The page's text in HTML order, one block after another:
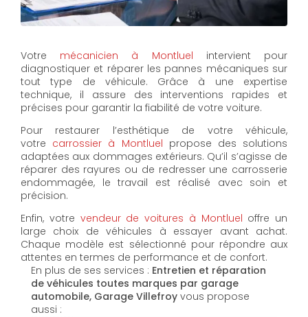
Votre mécanicien à Montluel intervient pour
diagnostiquer et réparer les pannes mécaniques sur
tout type de véhicule. Grâce à une expertise
technique, il assure des interventions rapides et
précises pour garantir la fiabilité de votre voiture.
Pour restaurer l’esthétique de votre véhicule,
votre carrossier à Montluel propose des solutions
adaptées aux dommages extérieurs. Qu’il s’agisse de
réparer des rayures ou de redresser une carrosserie
endommagée, le travail est réalisé avec soin et
précision.
Enfin, votre vendeur de voitures à Montluel offre un
large choix de véhicules à essayer avant achat.
Chaque modèle est sélectionné pour répondre aux
attentes en termes de performance et de confort.
En plus de ses services : Entretien et réparation
de véhicules toutes marques par garage
automobile, Garage Villefroy vous propose
aussi :